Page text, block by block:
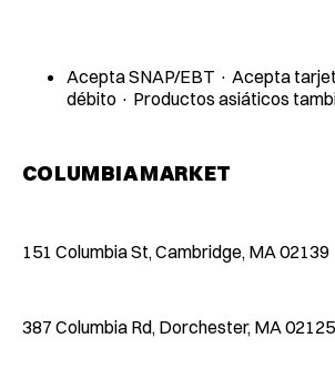
Acepta SNAP/EBT · Acepta
débito · Productos asiáticos
COLUMBIA MARKET
151 Columbia St, Cambridge, MA 02139
387 Columbia Rd, Dorchester, MA 02125